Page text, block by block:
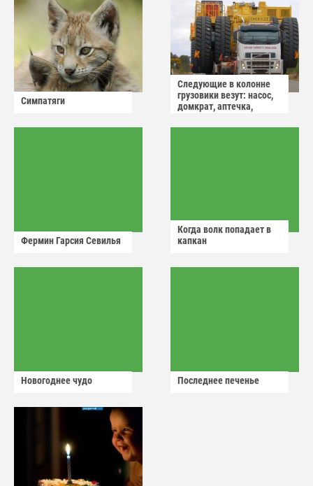
Симпатяги
Следующие в колонне
грузовики везут: насос,
домкрат, аптечка,
Фермин Гарсия Севилья
Когда волк попадает в
капкан
Новогоднее чудо Последнее печенье